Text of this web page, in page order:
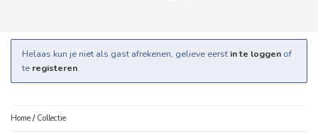
Helaas kun je niet als gast afrekenen, gelieve eerst in te loggen of
te registeren.
Home / Collectie